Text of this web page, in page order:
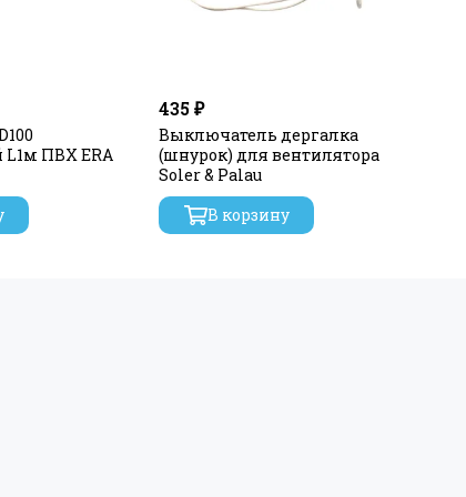
воздуха до +40°C.
открывается под действием потока
часов.
а в вентиляторах SILENT вибрация и
ПВХ ERA
435 ₽
Выключатель дергалка
(шнурок) для вентилятора
Soler & Palau
В корзину